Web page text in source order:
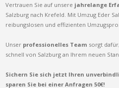
Vertrauen Sie auf unsere jahrelange
Salzburg nach Krefeld. Mit Umzug Eder
reibungslosen und effizienten
Unser professionelles Team sorgt
schnell von Salzburg an Ihrem neuen
Sichern Sie sich jetzt Ihren
sparen Sie bei einer Anfragen 50€!